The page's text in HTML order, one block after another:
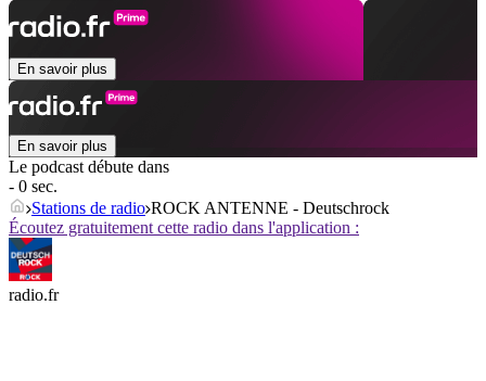
En savoir plus
En savoir plus
Le podcast débute dans
- 0 sec.
Stations de radio ROCK ANTENNE - Deutschrock
Écoutez gratuitement cette radio dans l'application :
radio.fr